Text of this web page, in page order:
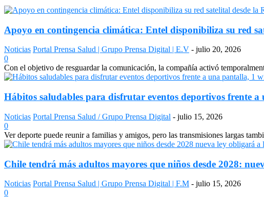
Apoyo en contingencia climática: Entel disponibiliza su red
Noticias Portal Prensa Salud | Grupo Prensa Digital | E.V - julio 20, 2026
0
Con el objetivo de resguardar la comunicación, la compañía activó
Hábitos saludables para disfrutar eventos deportivos frente a
Noticias Portal Prensa Salud / Grupo Prensa Digital - julio 15, 2026
0
Ver deporte puede reunir a familias y amigos, pero las transmisiones largas
Chile tendrá más adultos mayores que niños desde 2028:
Noticias Portal Prensa Salud | Grupo Prensa Digital | F.M - julio 15, 2026
0